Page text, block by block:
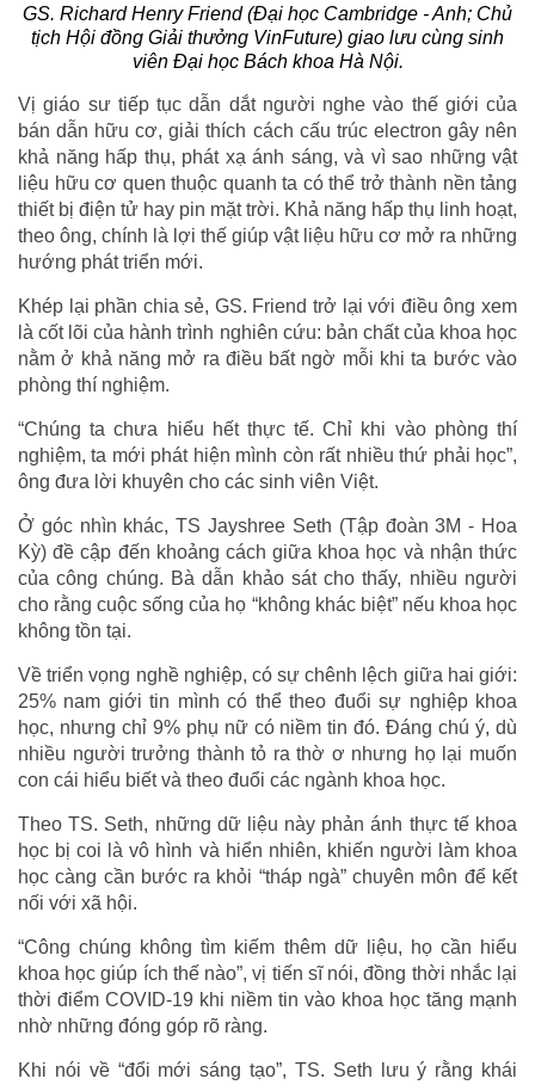
GS. Richard Henry Friend (Đại học Cambridge - Anh; Chủ
tịch Hội đồng Giải thưởng VinFuture) giao lưu cùng sinh
viên Đại học Bách khoa Hà Nội.
Vị giáo sư tiếp tục dẫn dắt người nghe vào thế giới của
bán dẫn hữu cơ, giải thích cách cấu trúc electron gây nên
khả năng hấp thụ, phát xạ ánh sáng, và vì sao những vật
liệu hữu cơ quen thuộc quanh ta có thể trở thành nền tảng
thiết bị điện tử hay pin mặt trời. Khả năng hấp thụ linh hoạt,
theo ông, chính là lợi thế giúp vật liệu hữu cơ mở ra những
hướng phát triển mới.
Khép lại phần chia sẻ, GS. Friend trở lại với điều ông xem
là cốt lõi của hành trình nghiên cứu: bản chất của khoa học
nằm ở khả năng mở ra điều bất ngờ mỗi khi ta bước vào
phòng thí nghiệm.
“Chúng ta chưa hiểu hết thực tế. Chỉ khi vào phòng thí
nghiệm, ta mới phát hiện mình còn rất nhiều thứ phải học”,
ông đưa lời khuyên cho các sinh viên Việt.
Ở góc nhìn khác, TS Jayshree Seth (Tập đoàn 3M - Hoa
Kỳ) đề cập đến khoảng cách giữa khoa học và nhận thức
của công chúng. Bà dẫn khảo sát cho thấy, nhiều người
cho rằng cuộc sống của họ “không khác biệt” nếu khoa học
không tồn tại.
Về triển vọng nghề nghiệp, có sự chênh lệch giữa hai giới:
25% nam giới tin mình có thể theo đuổi sự nghiệp khoa
học, nhưng chỉ 9% phụ nữ có niềm tin đó. Đáng chú ý, dù
nhiều người trưởng thành tỏ ra thờ ơ nhưng họ lại muốn
con cái hiểu biết và theo đuổi các ngành khoa học.
Theo TS. Seth, những dữ liệu này phản ánh thực tế khoa
học bị coi là vô hình và hiển nhiên, khiến người làm khoa
học càng cần bước ra khỏi “tháp ngà” chuyên môn để kết
nối với xã hội.
“Công chúng không tìm kiếm thêm dữ liệu, họ cần hiểu
khoa học giúp ích thế nào”, vị tiến sĩ nói, đồng thời nhắc lại
thời điểm COVID-19 khi niềm tin vào khoa học tăng mạnh
nhờ những đóng góp rõ ràng.
Khi nói về “đổi mới sáng tạo”, TS. Seth lưu ý rằng khái